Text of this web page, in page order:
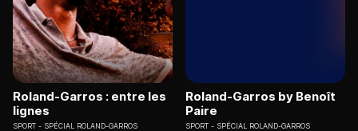
Roland-Garros : entre les
lignes
SPORT SPÉCIAL ROLAND-GARROS
Roland-Garros by Benoît
Paire
SPORT SPÉCIAL ROLAND-GARROS